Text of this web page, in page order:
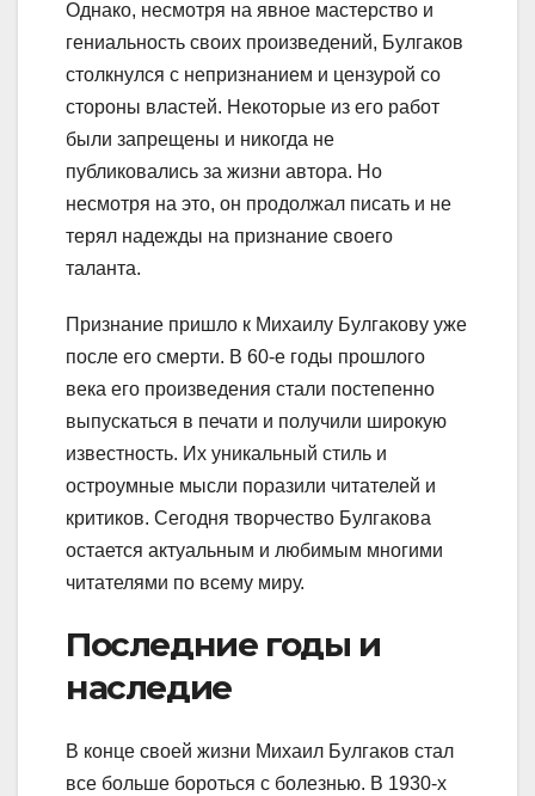
Однако, несмотря на явное мастерство и
гениальность своих произведений, Булгаков
столкнулся с непризнанием и цензурой со
стороны властей. Некоторые из его работ
были запрещены и никогда не
публиковались за жизни автора. Но
несмотря на это, он продолжал писать и не
терял надежды на признание своего
таланта.
Признание пришло к Михаилу Булгакову уже
после его смерти. В 60-е годы прошлого
века его произведения стали постепенно
выпускаться в печати и получили широкую
известность. Их уникальный стиль и
остроумные мысли поразили читателей и
критиков. Сегодня творчество Булгакова
остается актуальным и любимым многими
читателями по всему миру.
Последние годы и
наследие
В конце своей жизни Михаил Булгаков стал
все больше бороться с болезнью. В 1930-х